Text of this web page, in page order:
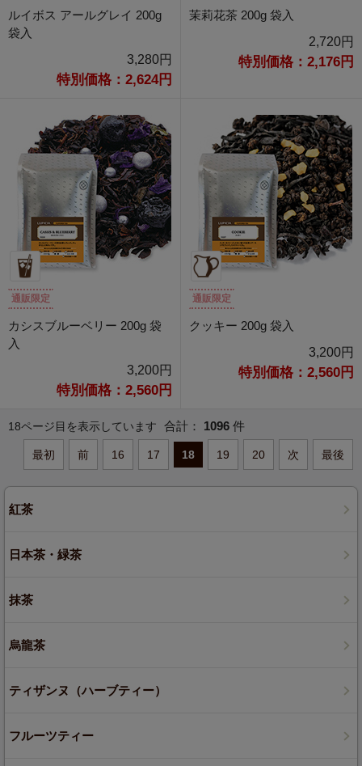
ルイボス アールグレイ 200g
袋入
3,280円
特別価格：2,624円
茉莉花茶 200g 袋入
2,720円
特別価格：2,176円
通販限定
カシスブルーベリー 200g 袋
入
3,200円
特別価格：2,560円
通販限定
クッキー 200g 袋入
3,200円
特別価格：2,560円
18ページ目を表示しています 合計： 1096 件
最初 前 16 17 18 19 20 次 最後
紅茶
日本茶・緑茶
抹茶
烏龍茶
ティザンヌ（ハーブティー）
フルーツティー